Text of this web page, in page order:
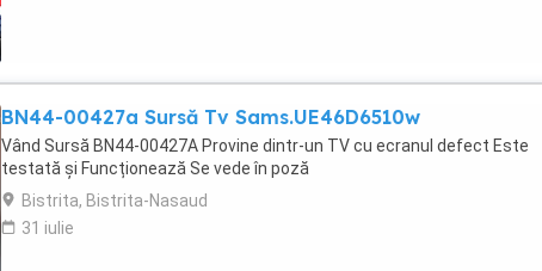
BN44-00427a Sursă Tv Sams.UE46D6510w
Vând Sursă BN44-00427A Provine dintr-un TV cu ecranul defect Este
testată și Funcționează Se vede în poză
Bistrita, Bistrita-Nasaud
31 iulie